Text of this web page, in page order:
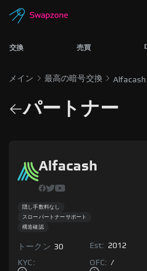
交換 売買
メイン 最高の暗号交換 Alfacash
パートナー
Alfacash
隠し手数料なし
スローパートナーサポート
構造確認
トークン 30 Est: 2012
KYC: OFC: /